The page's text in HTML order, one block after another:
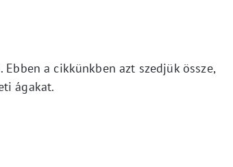
a cikkünkben azt szedjük össze,
ágakat.